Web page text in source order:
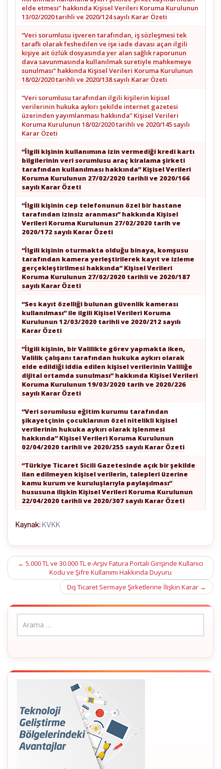
elde etmesi” hakkında Kişisel Verileri Koruma Kurulunun
13/02/2020 tarihli ve 2020/124 sayılı Karar Özeti
“Veri sorumlusu işveren tarafından, iş sözleşmesi tek
taraflı olarak feshedilen ve işe iade davası açan ilgili
kişiye ait özlük dosyasında yer alan sağlık raporunun
dava savunmasında kullanılmak suretiyle mahkemeye
sunulması” hakkında Kişisel Verileri Koruma Kurulunun
18/02/2020 tarihli ve 2020/138 sayılı Karar Özeti
“Veri sorumlusu tarafından ilgili kişilerin kişisel
verilerinin hukuka aykırı şekilde internet gazetesi
üzerinden yayımlanması hakkında” Kişisel Verileri
Koruma Kurulunun 18/02/2020 tarihli ve 2020/145 sayılı
Karar Özeti
“İlgili kişinin kullanımına izin vermediği kredi kartı
bilgilerinin veri sorumlusu araç kiralama şirketi
tarafından kullanılması hakkında” Kişisel Verileri
Koruma Kurulunun 27/02/2020 tarihli ve 2020/166
sayılı Karar Özeti
“İlgili kişinin cep telefonunun özel bir hastane
tarafından izinsiz aranması” hakkında Kişisel
Verileri Koruma Kurulunun 27/02/2020 tarih ve
2020/172 sayılı Karar Özeti
“İlgili kişinin oturmakta olduğu binaya, komşusu
tarafından kamera yerleştirilerek kayıt ve izleme
gerçekleştirilmesi hakkında” Kişisel Verileri
Koruma Kurulunun 27/02/2020 tarihli ve 2020/187
sayılı Karar Özeti
“Ses kayıt özelliği bulunan güvenlik kamerası
kullanılması” ile ilgili Kişisel Verileri Koruma
Kurulunun 12/03/2020 tarihli ve 2020/212 sayılı
Karar Özeti
“İlgili kişinin, bir Valilikte görev yapmakta iken,
Valilik çalışanı tarafından hukuka aykırı olarak
elde edildiği iddia edilen kişisel verilerinin Valiliğe
dijital ortamda sunulması” hakkında Kişisel Verileri
Koruma Kurulunun 19/03/2020 tarih ve 2020/226
sayılı Karar Özeti
“Veri sorumlusu eğitim kurumu tarafından
şikayetçinin çocuklarının özel nitelikli kişisel
verilerinin hukuka aykırı olarak işlenmesi
hakkında” Kişisel Verileri Koruma Kurulunun
02/04/2020 tarihli ve 2020/255 sayılı Karar Özeti
“Türkiye Ticaret Sicili Gazetesinde açık bir şekilde
ilan edilmeyen kişisel verilerin, talepleri üzerine
kamu kurum ve kuruluşlarıyla paylaşılması”
hususuna ilişkin Kişisel Verileri Koruma Kurulunun
22/04/2020 tarihli ve 2020/307 sayılı Karar Özeti
Kaynak: KVKK
Post
navigation
← 5.000 TL ve 30.000 TL e-Arşiv Fatura Portali Girişinde Kullanıcı
Kodu ve Şifre Kullanımı Hakkında Duyuru
Dış Ticaret Sermaye Şirketlerine İlişkin Karar →